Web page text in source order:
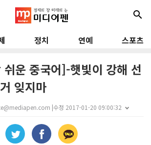
search
정치 연예 스포츠
운 중국어]-햇빛이 강해 선
잊지마
|수정 2017-01-20 09:00:32